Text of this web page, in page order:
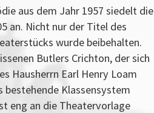
aus dem Jahr 1957 siedelt die
an. Nicht nur der Titel des
wurde beibehalten.
Butlers Crichton, der sich
Hausherrn Earl Henry Loam
Klassensystem
eng an die Theatervorlage